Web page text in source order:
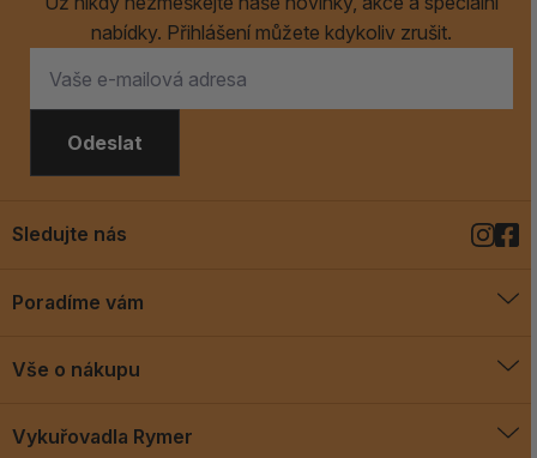
nabídky. Přihlášení můžete kdykoliv zrušit.
Odeslat
Poradíme vám
Blog
Vše o nákupu
Vykuřovadla Rymer
Sledujte nás